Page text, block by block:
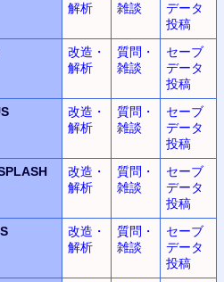
解析
雑談
データ
投稿
改造・
解析
質問・
雑談
セーブ
データ
投稿
改造・
解析
質問・
雑談
セーブ
データ
投稿
改造・
解析
質問・
雑談
セーブ
データ
投稿
改造・
解析
質問・
雑談
セーブ
データ
投稿